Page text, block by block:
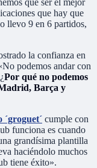
que hay que
llevo 9 en 6 partidos,
la confianza en
podemos andar con
Por qué no podemos
Barça y
cumple con
funciona es cuando
grandísima plantilla
haciéndolo muchos
tiene éxito».